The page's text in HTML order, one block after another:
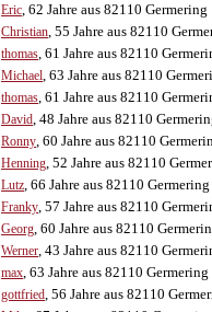
Eric, 62 Jahre aus 82110 Germering
Christian, 55 Jahre aus 82110
thomas, 61 Jahre aus 82110
Michael, 63 Jahre aus 82110
thomas, 61 Jahre aus 82110
David, 48 Jahre aus 82110
Ronny, 60 Jahre aus 82110
Henning, 52 Jahre aus 82110
Lutz, 66 Jahre aus 82110 Germering
Franky, 57 Jahre aus 82110
Georg, 60 Jahre aus 82110
Werner, 43 Jahre aus 82110
max, 63 Jahre aus 82110 Germering
gottfried, 56 Jahre aus 82110